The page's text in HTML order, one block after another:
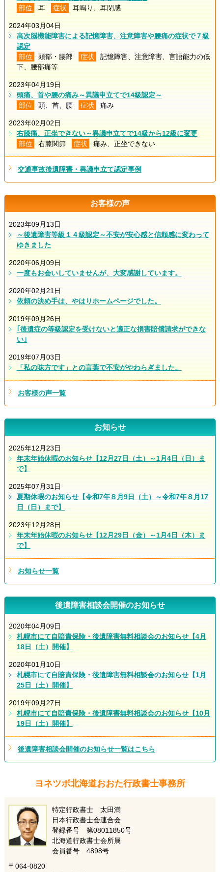
部位
耳 症状 耳鳴り、耳閉感
2024年03月04日
高次脳機能障害による記憶障害、注意障害や腰痛の症状で７級
認定
部位
頭部・腰部 症状
記憶障害、注意障害、言語能力の低
下、腰部痛等
2023年04月19日
頭痛、首や腰の痛み～異議申立てで14級認定～
部位
頭、首、腰 症状 痛み
2023年02月02日
右膝痛、正坐できない～異議申立てで14級から12級に変更
部位
右膝関節 症状 痛み、正坐できない
交通事故後遺障害・異議申立て認定事例
お客様の声
2023年09月13日
～後遺障害等級１４級認定～不安が安心感と信頼感に変わって
ゆきました
2020年06月09日
一度もお会いしていませんが、大変感謝しています。
2020年02月21日
依頼の決め手は、やはりホームページでした。
2019年09月26日
｢後遺症の等級認定を受けないと適正な損害賠償請求ができな
い｣
2019年07月03日
「私の味方です」との言葉で不安がやわらぎました。
お客様の声一覧
お知らせ
2025年12月23日
年末年始休暇のお知らせ【12月27日（土）～1月4日（日）ま
で】
2025年07月31日
夏期休暇のお知らせ【令和7年８月9日（土）～令和7年８月17
日（日）まで】
2023年12月28日
年末年始休暇のお知らせ【12月29日（金）～1月4日（木）ま
で】
お知らせ一覧
後遺障害相談会開催のお知らせ
2020年04月09日
札幌市にて自賠責保険・後遺障害無料相談会のお知らせ【4月
18日（土）開催】
2020年01月10日
札幌市にて自賠責保険・後遺障害無料相談会のお知らせ【1月
25日（土）開催】
2019年09月27日
札幌市にて自賠責保険・後遺障害無料相談会のお知らせ【10月
19日（土）開催】
後遺障害相談会開催のお知らせ一覧はこちら
ヨネツボ北海道おおた行政書士事務所
特定行政書士 太田満
日本行政書士会連合会
登録番号 第08011850号
北海道行政書士会所属
会員番号 4898号
〒064-0820